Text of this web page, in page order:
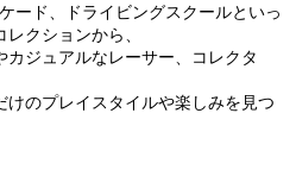
ード、ドライビングスクールといっ
クションから、
ジュアルなレーサー、コレクタ
のプレイスタイルや楽しみを見つ